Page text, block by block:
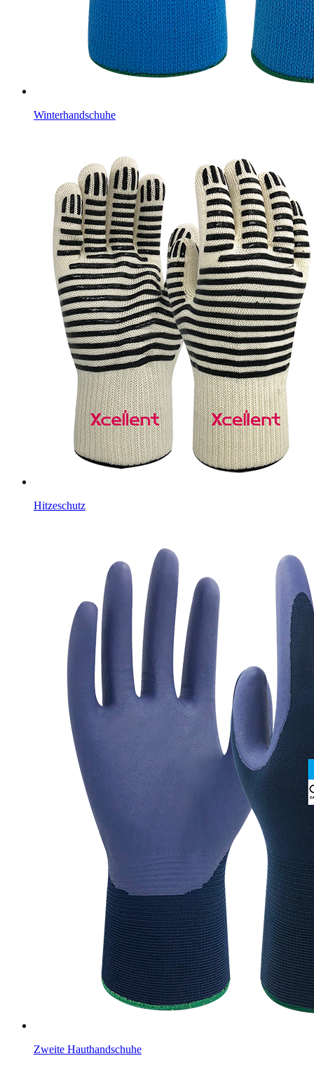
Winterhandschuhe
Hitzeschutz
Zweite Hauthandschuhe